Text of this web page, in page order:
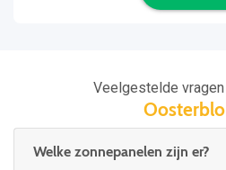
Veelgestelde
Welke zonnepanelen zijn er?